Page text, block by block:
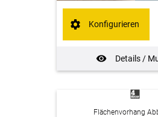
Details /
Konfigurieren
Flächenvorhang